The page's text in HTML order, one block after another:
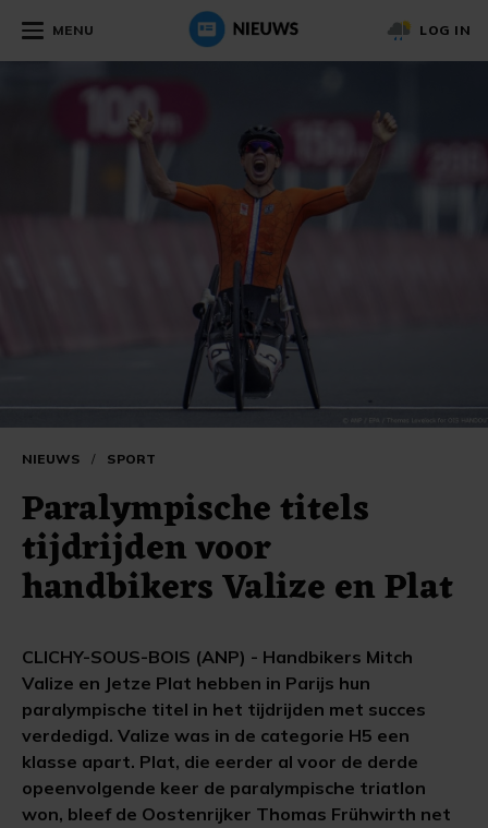
MENU LOG IN
NIEUWS / SPORT
Paralympische titels
tijdrijden voor
handbikers Valize en Plat
CLICHY-SOUS-BOIS (ANP) - Handbikers Mitch
Valize en Jetze Plat hebben in Parijs hun
paralympische titel in het tijdrijden met succes
verdedigd. Valize was in de categorie H5 een
klasse apart. Plat, die eerder al voor de derde
opeenvolgende keer de paralympische triatlon
won, bleef de Oostenrijker Thomas Frühwirth net